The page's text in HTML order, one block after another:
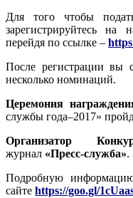
Для того чтобы
зарегистрируйтесь
перейдя по ссылке –
После регистрации вы
несколько номинаций.
Церемония
службы года–2017»
Организатор
журнал «Пресс-служба».
Подробную
сайте https://goo.gl/